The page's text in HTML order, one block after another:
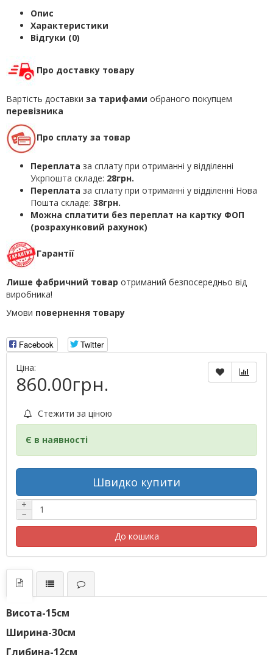
Опис
Характеристики
Відгуки (0)
Про доставку товару
Вартість доставки за тарифами обраного покупцем
перевізника
Про сплату за товар
Переплата за сплату при отриманні у відділенні
Укрпошта складе: 28грн.
Переплата за сплату при отриманні у відділенні Нова
Пошта складе: 38грн.
Можна сплатити без переплат на картку ФОП
(розрахунковий рахунок)
Гарантії
Лише фабричний товар отриманий безпосередньо від
виробника!
Умови повернення товару
Facebook
Twitter
Ціна:
860.00грн.
Стежити за ціною
Є в наявності
Швидко купити
+
−
До кошика
Висота-15см
Ширина-30см
Глибина-12см